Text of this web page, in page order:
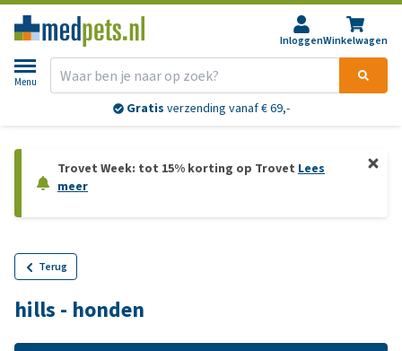
InloggenWinkelwagen
Menu
Gratis verzending vanaf € 69,-
Trovet Week: tot 15% korting op Trovet Lees
meer
Terug
hills - honden